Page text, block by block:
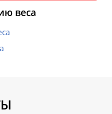
веса